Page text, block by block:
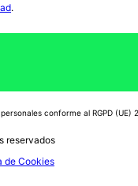
.
conforme al RGPD (UE)
reservados
de Cookies